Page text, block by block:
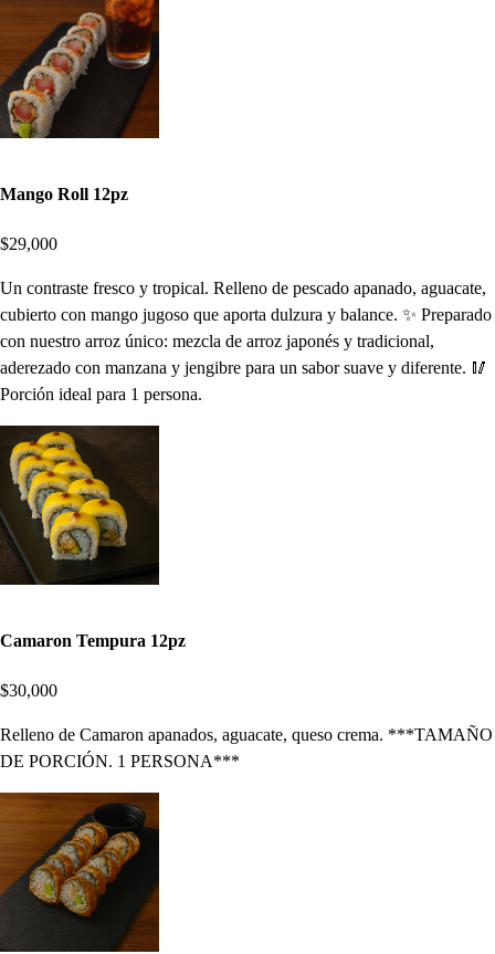
Mango Roll 12pz
$29,000
Un contraste fresco y tropical. Relleno de pescado apanado, aguacate,
cubierto con mango jugoso que aporta dulzura y balance. ✨ Preparado
con nuestro arroz único: mezcla de arroz japonés y tradicional,
aderezado con manzana y jengibre para un sabor suave y diferente. 🥢
Porción ideal para 1 persona.
Camaron Tempura 12pz
$30,000
Relleno de Camaron apanados, aguacate, queso crema. ***TAMAÑO
DE PORCIÓN. 1 PERSONA***